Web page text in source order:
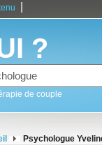
?
de couple
Psychologue